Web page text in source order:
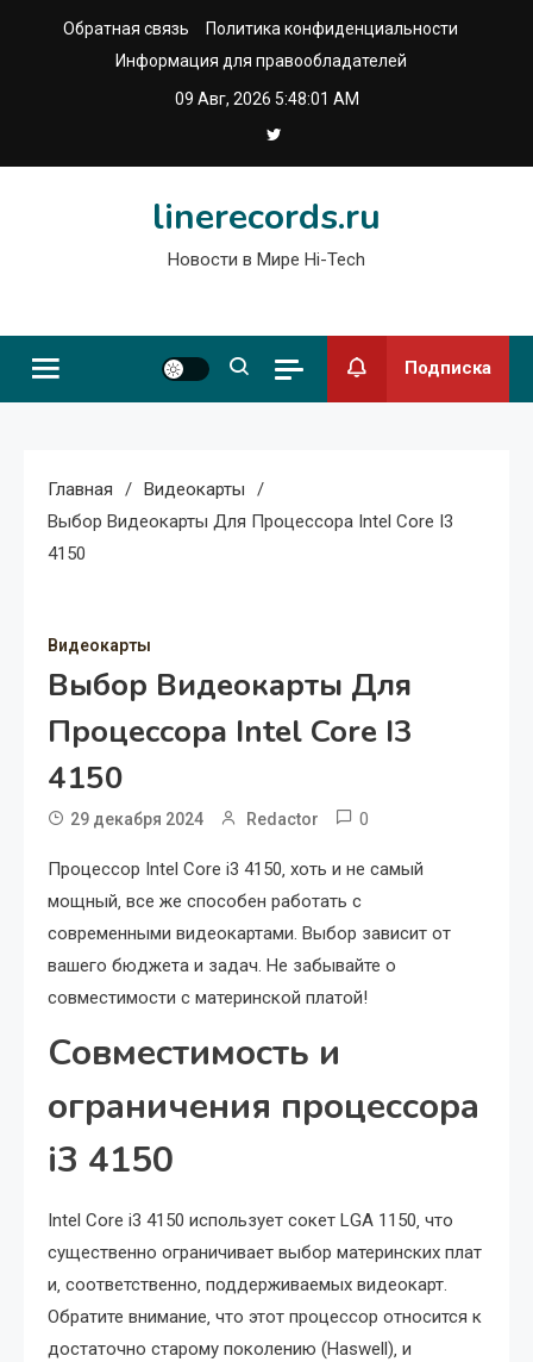
Обратная связь
Политика конфиденциальности
Информация для правообладателей
09 Авг, 2026 5:48:02 AM
linerecords.ru
Новости в Мире Hi-Tech
Подписка
Главная
Видеокарты
Выбор Видеокарты Для Процессора Intel Core I3
4150
Видеокарты
Выбор Видеокарты Для
Процессора Intel Core I3
4150
29 декабря 2024 Redactor 0
Процессор Intel Core i3 4150‚ хоть и не самый
мощный‚ все же способен работать с
современными видеокартами. Выбор зависит от
вашего бюджета и задач. Не забывайте о
совместимости с материнской платой!
Совместимость и
ограничения процессора
i3 4150
Intel Core i3 4150 использует сокет LGA 1150‚ что
существенно ограничивает выбор материнских плат
и‚ соответственно‚ поддерживаемых видеокарт.
Обратите внимание‚ что этот процессор относится к
достаточно старому поколению (Haswell)‚ и